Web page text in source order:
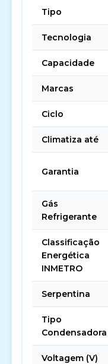
Tipo
Tecnologia
Capacidade
Marcas
Ciclo
Climatiza até
Garantia
Gás
Refrigerante
Classificação
Energética
INMETRO
Serpentina
Tipo
Condensadora
Voltagem (V)